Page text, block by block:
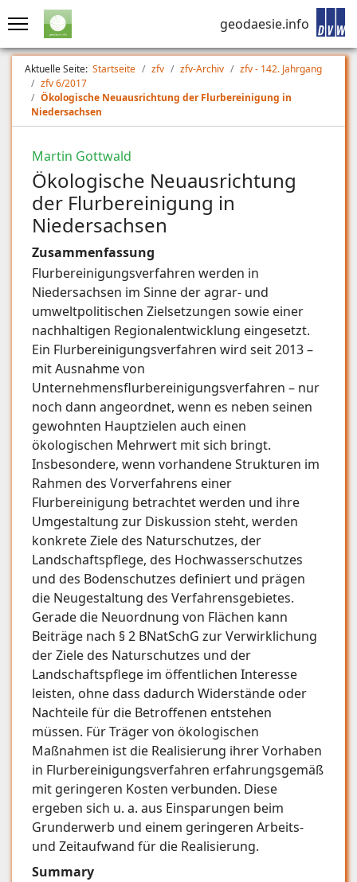
geodaesie.info
Aktuelle Seite: Startseite zfv zfv-Archiv
zfv - 142. Jahrgang
zfv 6/2017
Ökologische Neuausrichtung der Flurbereinigung in
Niedersachsen
Martin Gottwald
Ökologische Neuausrichtung
der Flurbereinigung in
Niedersachsen
Zusammenfassung
Flurbereinigungsverfahren werden in
Niedersachsen im Sinne der agrar- und
umweltpolitischen Zielsetzungen sowie einer
nachhaltigen Regionalentwicklung eingesetzt.
Ein Flurbereinigungsverfahren wird seit 2013 –
mit Ausnahme von
Unternehmensflurbereinigungsverfahren – nur
noch dann angeordnet, wenn es neben seinen
gewohnten Hauptzielen auch einen
ökologischen Mehrwert mit sich bringt.
Insbesondere, wenn vorhandene Strukturen im
Rahmen des Vorverfahrens einer
Flurbereinigung betrachtet werden und ihre
Umgestaltung zur Diskussion steht, werden
konkrete Ziele des Naturschutzes, der
Landschaftspflege, des Hochwasserschutzes
und des Bodenschutzes definiert und prägen
die Neugestaltung des Verfahrensgebietes.
Gerade die Neuordnung von Flächen kann
Beiträge nach § 2 BNatSchG zur Verwirklichung
der Ziele des Naturschutzes und der
Landschaftspflege im öffentlichen Interesse
leisten, ohne dass dadurch Widerstände oder
Nachteile für die Betroffenen entstehen
müssen. Für Träger von ökologischen
Maßnahmen ist die Realisierung ihrer Vorhaben
in Flurbereinigungsverfahren erfahrungsgemäß
mit geringeren Kosten verbunden. Diese
ergeben sich u. a. aus Einsparungen beim
Grunderwerb und einem geringeren Arbeits-
und Zeitaufwand für die Realisierung.
Summary